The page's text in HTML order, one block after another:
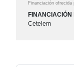
Financiación
FINANCIACIÓN
Cetelem